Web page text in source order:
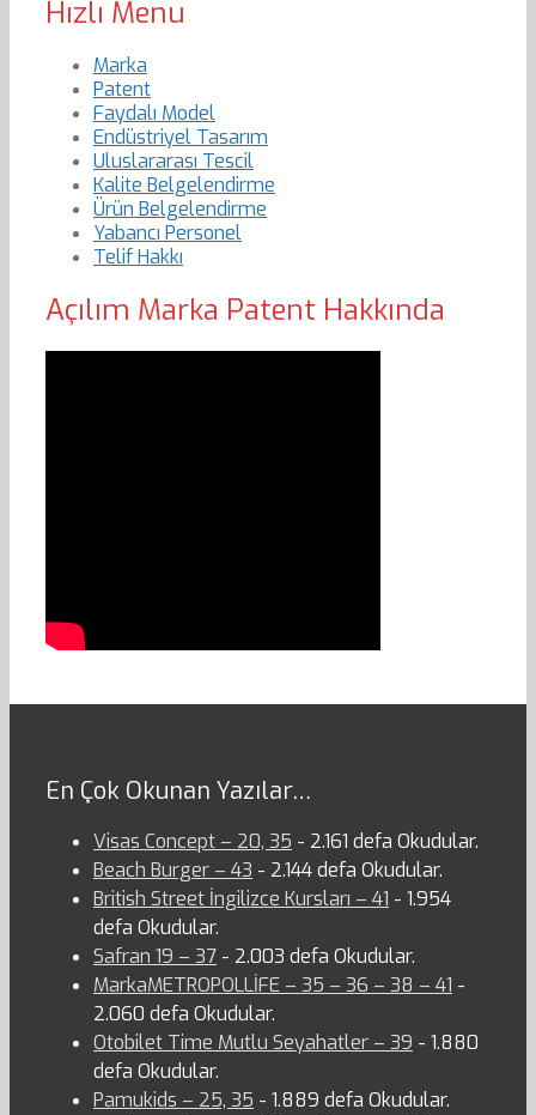
Hızlı Menu
Marka
Patent
Faydalı Model
Endüstriyel Tasarım
Uluslararası Tescil
Kalite Belgelendirme
Ürün Belgelendirme
Yabancı Personel
Telif Hakkı
Açılım Marka Patent Hakkında
En Çok Okunan Yazılar…
Visas Concept – 20, 35 - 2.161 defa Okudular.
Beach Burger – 43 - 2.144 defa Okudular.
British Street İngilizce Kursları – 41 - 1.954
defa Okudular.
Safran 19 – 37 - 2.003 defa Okudular.
MarkaMETROPOLLİFE – 35 – 36 – 38 – 41 -
2.060 defa Okudular.
Otobilet Time Mutlu Seyahatler – 39 - 1.880
defa Okudular.
Pamukids – 25, 35 - 1.889 defa Okudular.